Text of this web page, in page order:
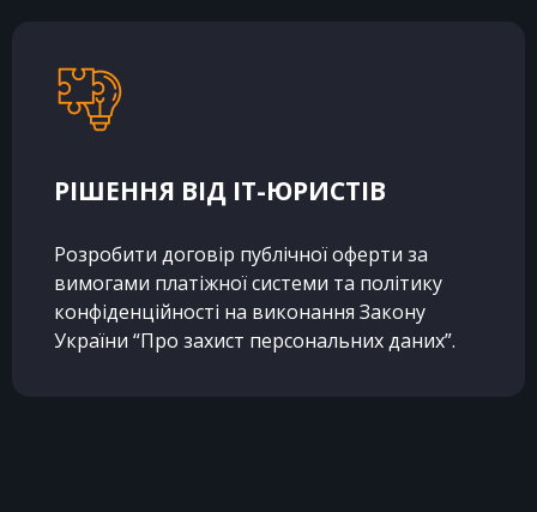
РІШЕННЯ ВІД IT-ЮРИСТІВ
Розробити договір публічної оферти за
вимогами платіжної системи та політику
конфіденційності на виконання Закону
України “Про захист персональних даних”.